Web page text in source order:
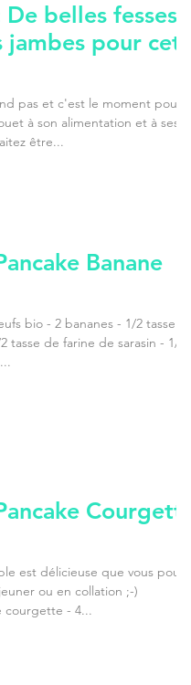
belles fesses
pour cet
pas et c'est le moment pour
à son alimentation et à ses
être...
Banane
bio - 2 bananes - 1/2 tasse de
de farine de sarasin - 1/2
Courgette
est délicieuse que vous pouvez
ou en collation ;-)
courgette - 4...